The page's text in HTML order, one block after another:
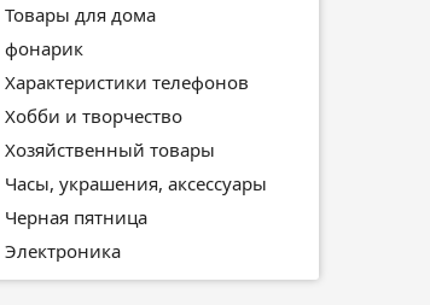
Товары для дома
фонарик
Характеристики телефонов
Хобби и творчество
Хозяйственный товары
Часы, украшения, аксессуары
Черная пятница
Электроника